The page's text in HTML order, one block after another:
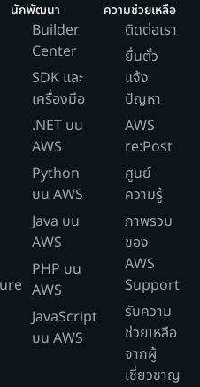
นักพัฒนา
Builder
Center
SDK และ
เครื่องมือ
.NET บน
AWS
Python
บน AWS
Java บน
AWS
PHP บน
AWS
JavaScript
บน AWS
ความช่วยเหลือ
ติดต่อเรา
ยื่นตั๋ว
แจ้ง
ปัญหา
AWS
re:Post
ศูนย์
ความรู้
ภาพรวม
ของ
AWS
Support
รับความ
ช่วยเหลือ
จากผู้
เชี่ยวชาญ